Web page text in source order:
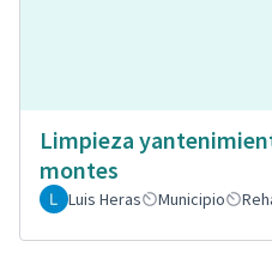
Limpieza
montes
Luis Heras Municipio